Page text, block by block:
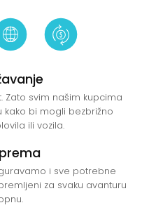
Zato svim našim kupcima
bi mogli bezbrižno
ili vozila.
i sve potrebne
za svaku avanturu